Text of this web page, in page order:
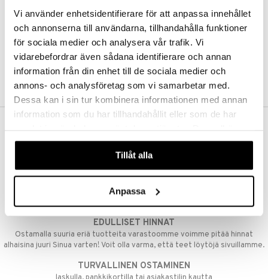
Vi använder enhetsidentifierare för att anpassa innehållet
och annonserna till användarna, tillhandahålla funktioner
för sociala medier och analysera vår trafik. Vi
vidarebefordrar även sådana identifierare och annan
information från din enhet till de sociala medier och
annons- och analysföretag som vi samarbetar med.
Dessa kan i sin tur kombinera informationen med annan
information som du har tillhandahållit eller som de har
våra cookies vid fortsatt användande av vår webbplats.
Tillåt alla
Anpassa
Arvostele tuotteita
Toivelistat
LUO ASIAKAS
Aina maksuton vaihtoehto, huolimatta siitä ostatko yksittäisen
tuotteen tai koko tilauksellesi joka ylittää 50 €.
NOPEAT TOIMITUKSET
Ennen kello 13.00 tehdyt tilaukset lähetetään normaalisti samana
EDULLISET HINNAT
Ostamalla suuria eriä tuotteita varastoomme voimme pitää hinnat
alhaisina juuri Sinua varten! Voit olla varma, että teet löytöjä sivuillamme.
TURVALLINEN OSTAMINEN